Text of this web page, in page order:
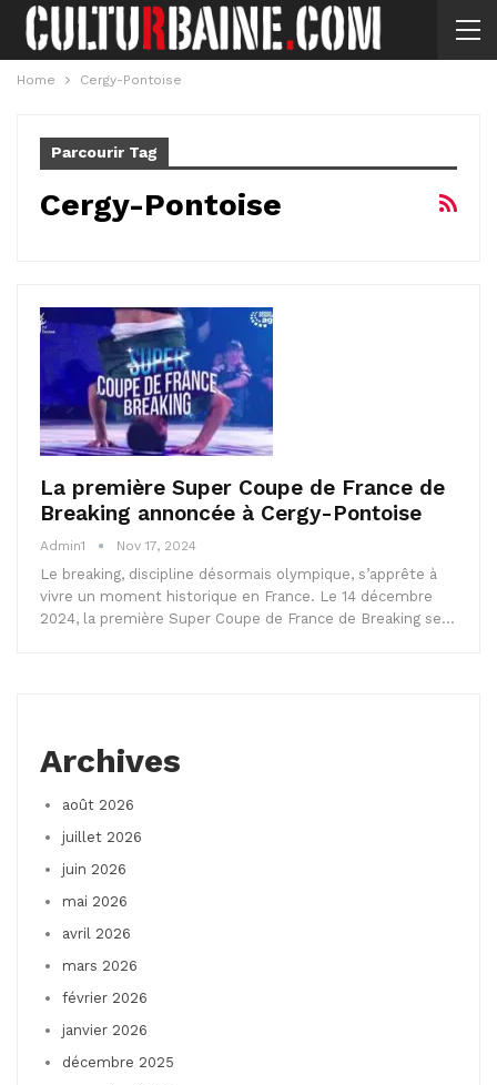
Home Cergy-Pontoise
Parcourir Tag
Cergy-Pontoise
La première Super Coupe de France de
Breaking annoncée à Cergy-Pontoise
Admin1 Nov 17, 2024
Le breaking, discipline désormais olympique, s’apprête à
vivre un moment historique en France. Le 14 décembre
2024, la première Super Coupe de France de Breaking se…
Archives
août 2026
juillet 2026
juin 2026
mai 2026
avril 2026
mars 2026
février 2026
janvier 2026
décembre 2025